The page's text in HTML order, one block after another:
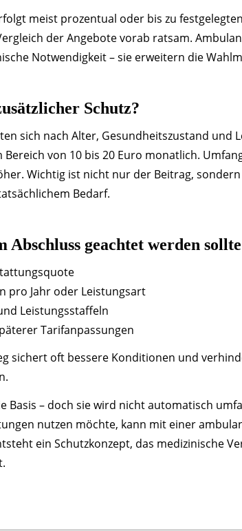
meist prozentual oder bis zu
der Angebote vorab ratsam.
Notwendigkeit – sie erweitern die
Schutz?
sich nach Alter, Gesundheitszustand und
von 10 bis 20 Euro monatlich.
Wichtig ist nicht nur der Beitrag,
Bedarf.
Abschluss geachtet werden sollte
pro Jahr oder Leistungsart
Leistungsstaffeln
Tarifanpassungen
sichert oft bessere Konditionen und
Basis – doch sie wird nicht automatisch
nutzen möchte, kann mit einer
ein Schutzkonzept, das medizinische